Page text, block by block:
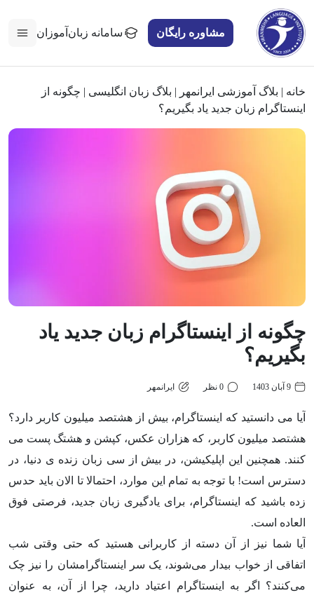
مشاوره رایگان سامانه زبان‌آموزان
خانه | بلاگ آموزشی ایرانمهر | بلاگ زبان انگلیسی | چگونه از
اینستاگرام زبان جدید یاد بگیریم؟
چگونه از اینستاگرام زبان جدید یاد
بگیریم؟
9 آبان 1403 0 نظر ایرانمهر
آیا می دانستید که اینستاگرام، بیش از هشتصد میلیون کاربر دارد؟
هشتصد میلیون کاربر، که هزاران عکس، کپشن و هشتگ پست می
کنند. همچنین این اپلیکیشن، در بیش از سی زبان زنده ی دنیا، در
دسترس است! با توجه به تمام این موارد، احتمالا تا الان باید حدس
زده باشید که اینستاگرام، برای یادگیری زبان جدید، فرصتی فوق
العاده است.
آیا شما نیز از آن دسته از کاربرانی هستید که حتی وقتی شب
اتفاقی از خواب بیدار می‌شوند، یک سر اینستاگرامشان را نیز چک
می‌کنند؟ اگر به اینستاگرام اعتیاد دارید، چرا از آن، به عنوان